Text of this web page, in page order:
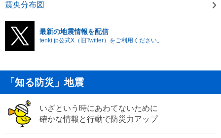
震央分布図
最新の地震情報を配信
tenki.jp公式X（旧Twitter）をご利用ください。
「知る防災」地震
いざという時にあわてないために
確かな情報と行動で防災力アップ